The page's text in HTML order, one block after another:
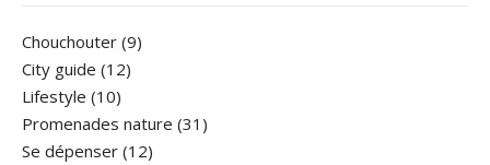
Chouchouter (9)
City guide (12)
Lifestyle (10)
Promenades nature (31)
Se dépenser (12)